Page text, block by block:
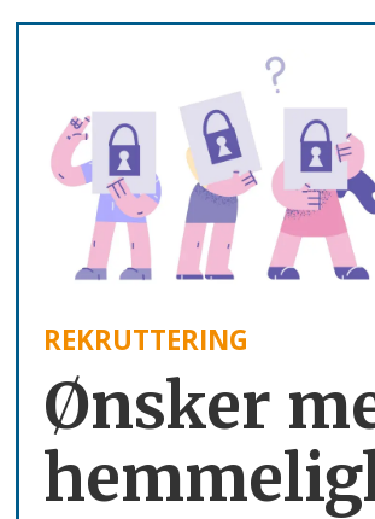
REKRUTTERING
Ønsker